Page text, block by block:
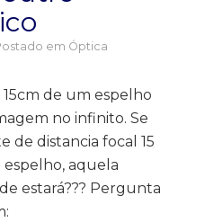
em Óptica
de um espelho
no infinito. Se
de distancia focal 15
aquela
estará??? Pergunta